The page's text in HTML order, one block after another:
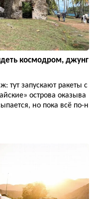
космодром, джунг
тут запускают ракеты с
острова оказыва
но пока всё по-н